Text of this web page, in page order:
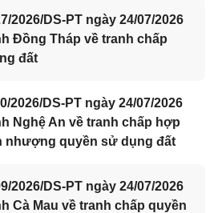
2026/DS-PT ngày 24/07/2026
Đồng Tháp về tranh chấp
đất
2026/DS-PT ngày 24/07/2026
Nghệ An về tranh chấp hợp
nhượng quyền sử dụng đất
2026/DS-PT ngày 24/07/2026
Cà Mau về tranh chấp quyền